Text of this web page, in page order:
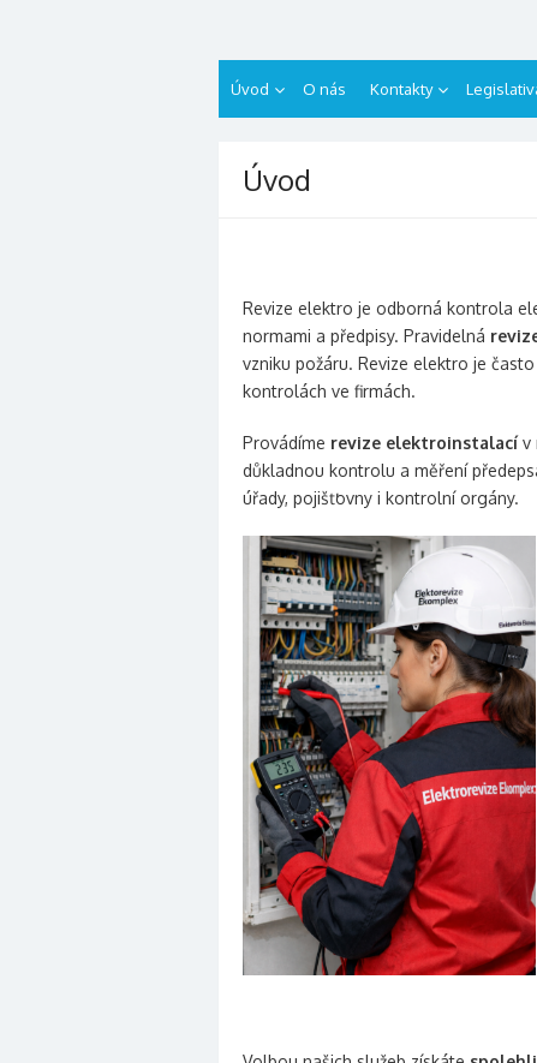
Úvod O nás Kontakty
Úvod
Revize elektro je odborná kontrola
normami a předpisy. Pravidelná
vzniku požáru. Revize elektro je
kontrolách ve firmách.
Provádíme revize elektroinstalacív
důkladnou kontrolu a měření
úřady, pojišťovny i kontrolní orgány.